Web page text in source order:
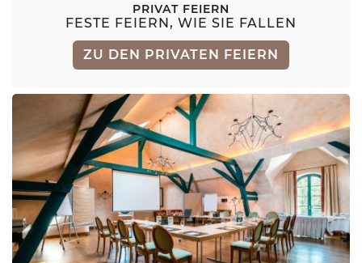
PRIVAT FEIERN
FESTE FEIERN, WIE SIE FALLEN
ZU DEN PRIVATEN FEIERN